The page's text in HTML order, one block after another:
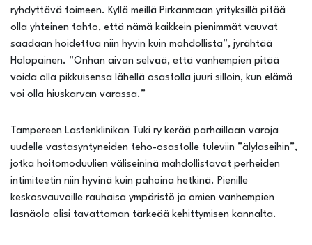
ryhdyttävä toimeen. Kyllä meillä Pirkanmaan yrityksillä pitää
olla yhteinen tahto, että nämä kaikkein pienimmät vauvat
saadaan hoidettua niin hyvin kuin mahdollista”, jyrähtää
Holopainen. ”Onhan aivan selvää, että vanhempien pitää
voida olla pikkuisensa lähellä osastolla juuri silloin, kun elämä
voi olla hiuskarvan varassa.”
Tampereen Lastenklinikan Tuki ry kerää parhaillaan varoja
uudelle vastasyntyneiden teho-osastolle tuleviin ”älylaseihin”,
jotka hoitomoduulien väliseininä mahdollistavat perheiden
intimiteetin niin hyvinä kuin pahoina hetkinä. Pienille
keskosvauvoille rauhaisa ympäristö ja omien vanhempien
läsnäolo olisi tavattoman tärkeää kehittymisen kannalta.